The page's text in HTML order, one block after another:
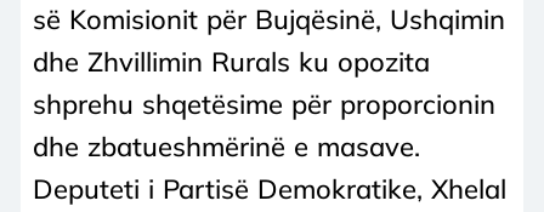
së Komisionit për Bujqësinë, Ushqimin
dhe Zhvillimin Rurals ku opozita
shprehu shqetësime për proporcionin
dhe zbatueshmërinë e masave.
Deputeti i Partisë Demokratike, Xhelal